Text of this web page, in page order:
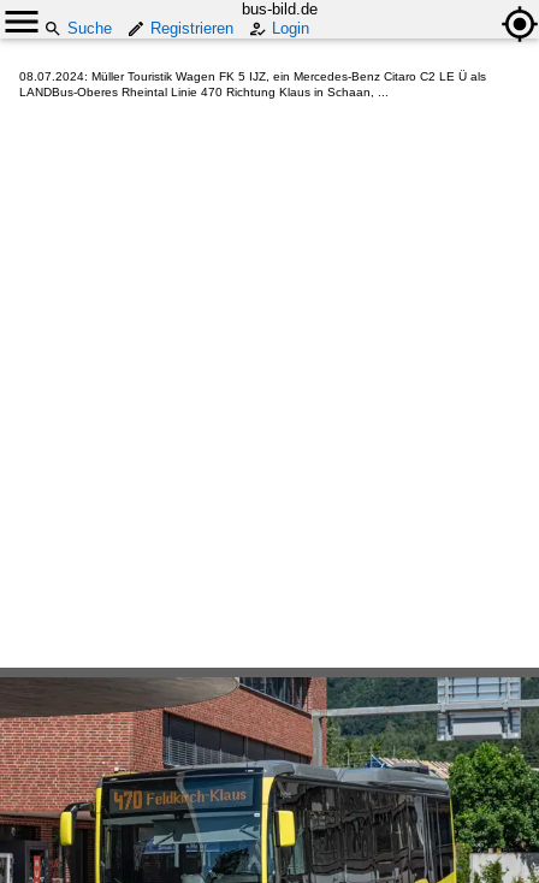
bus-bild.de
Suche
Registrieren Login
08.07.2024: Müller Touristik Wagen FK 5 IJZ, ein Mercedes-Benz Citaro C2 LE Ü als
LANDBus-Oberes Rheintal Linie 470 Richtung Klaus in Schaan, ...